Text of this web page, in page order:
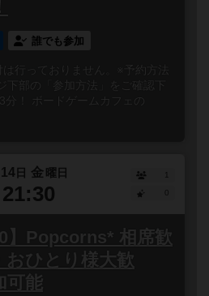
誰でも参加
行っておりません。※予約方法
下部の「参加方法」をご確認下
分！ ボードゲームカフェの
14 日 金曜日
1
】Popcorns* 相席歓
おひとり様大歓
可能